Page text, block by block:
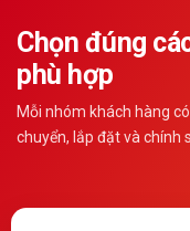
Chọn đúng
phù hợp
Mỗi nhóm khách hàng
chuyển, lắp đặt và chính